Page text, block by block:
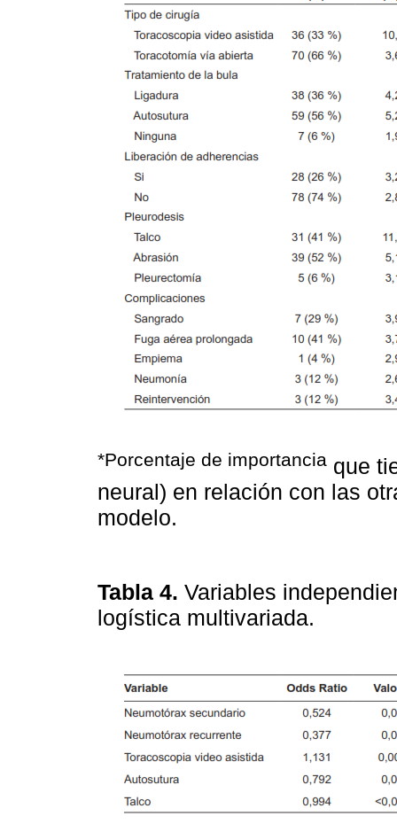
*Porcentaje de importancia que
neural) en relación con las
modelo.
Tabla 4. Variables
logística multivariada.